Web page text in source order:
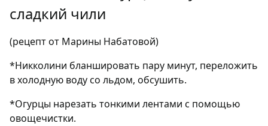
сладкий чили
(рецепт от Марины Набатовой)
*Никколини бланшировать пару минут, переложить
в холодную воду со льдом, обсушить.
*Огурцы нарезать тонкими лентами с помощью
овощечистки.